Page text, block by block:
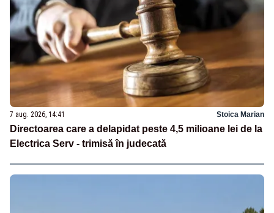
7 aug. 2026, 14:41 Stoica Marian
Directoarea care a delapidat peste 4,5 milioane lei de la
Electrica Serv - trimisă în judecată